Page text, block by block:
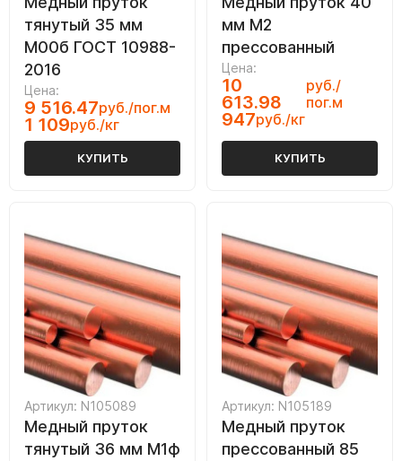
тянутый 35 мм
М00б ГОСТ 10988-
2016
Цена:
9 516.47руб./пог.м
1 109руб./кг
КУПИТЬ
мм М2
прессованный
Цена:
10
613.98
руб./
пог.м
947руб./кг
КУПИТЬ
Артикул: N105089
Медный пруток
тянутый 36 мм М1ф
Артикул: N105189
Медный пруток
прессованный 85